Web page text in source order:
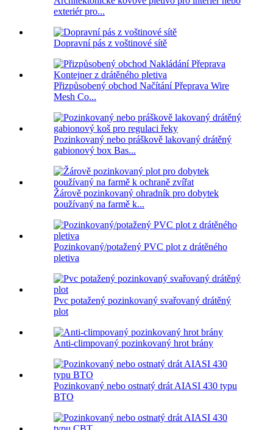
exteriér pro...
Dopravní pás z voštinové sítě
Přizpůsobený obchod Načítání Přeprava Wire
Mesh Co...
Pozinkovaný nebo práškově lakovaný drátěný
gabionový box Bas...
Žárově pozinkovaný ohradník pro dobytek
používaný na farmě k...
Pozinkovaný/potažený PVC plot z drátěného
pletiva
Pvc potažený pozinkovaný svařovaný drátěný
plot
Anti-climpovaný pozinkovaný hrot brány
Pozinkovaný nebo ostnatý drát AIASI 430 typu
BTO